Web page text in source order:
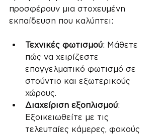
προσφέρουν μια στοχευμένη
εκπαίδευση που καλύπτει:
Τεχνικές φωτισμού: Μάθετε
πώς να χειρίζεστε
επαγγελματικό φωτισμό σε
στούντιο και εξωτερικούς
χώρους.
Διαχείριση εξοπλισμού:
Εξοικειωθείτε με τις
τελευταίες κάμερες, φακούς